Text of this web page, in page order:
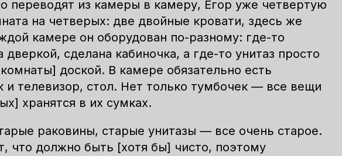
переводят из камеры в камеру, Егор уже четвертую
на четверых: две двойные кровати, здесь же
камере он оборудован по-разному: где-то
дверкой, сделана кабиночка, а где-то унитаз просто
доской. В камере обязательно есть
и телевизор, стол. Нет только тумбочек — все вещи
хранятся в их сумках.
раковины, старые унитазы — все очень старое.
что должно быть [хотя бы] чисто, поэтому